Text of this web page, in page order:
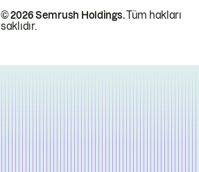
© 2026 Semrush Holdings.Tüm hakları
saklıdır.